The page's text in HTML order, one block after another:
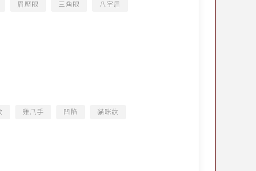
眉壓眼 三角眼 八字眉
雞爪手 凹陷 貓咪紋